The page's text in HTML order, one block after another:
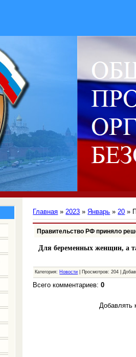
Главная »2023 » Январь » 20 »
Правительство РФ приняло
Для беременных женщин, а
Категория: Новости | Просмотров: 204 |
Всего комментариев:0
Добавлять